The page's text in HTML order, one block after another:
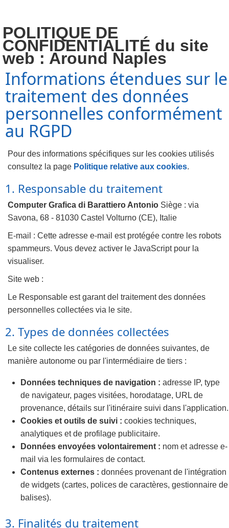
POLITIQUE DE
CONFIDENTIALITÉ du site
web : Around Naples
Informations étendues sur le
traitement des données
personnelles conformément
au RGPD
Pour des informations spécifiques sur les cookies utilisés
consultez la page Politique relative aux cookies.
1. Responsable du traitement
Computer Grafica di Barattiero Antonio Siège : via
Savona, 68 - 81030 Castel Volturno (CE), Italie
E-mail : Cette adresse e-mail est protégée contre les robots
spammeurs. Vous devez activer le JavaScript pour la
visualiser.
Site web :
Le Responsable est garant del traitement des données
personnelles collectées via le site.
2. Types de données collectées
Le site collecte les catégories de données suivantes, de
manière autonome ou par l'intermédiaire de tiers :
Données techniques de navigation : adresse IP, type
de navigateur, pages visitées, horodatage, URL de
provenance, détails sur l'itinéraire suivi dans l'application.
Cookies et outils de suivi : cookies techniques,
analytiques et de profilage publicitaire.
Données envoyées volontairement : nom et adresse e-
mail via les formulaires de contact.
Contenus externes : données provenant de l'intégration
de widgets (cartes, polices de caractères, gestionnaire de
balises).
3. Finalités du traitement